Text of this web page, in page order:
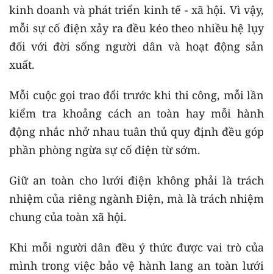
kinh doanh và phát triển kinh tế - xã hội. Vì vậy,
mỗi sự cố điện xảy ra đều kéo theo nhiều hệ lụy
đối với đời sống người dân và hoạt động sản
xuất.
Mỗi cuộc gọi trao đổi trước khi thi công, mỗi lần
kiểm tra khoảng cách an toàn hay mỗi hành
động nhắc nhở nhau tuân thủ quy định đều góp
phần phòng ngừa sự cố điện từ sớm.
Giữ an toàn cho lưới điện không phải là trách
nhiệm của riêng ngành Điện, mà là trách nhiệm
chung của toàn xã hội.
Khi mỗi người dân đều ý thức được vai trò của
mình trong việc bảo vệ hành lang an toàn lưới